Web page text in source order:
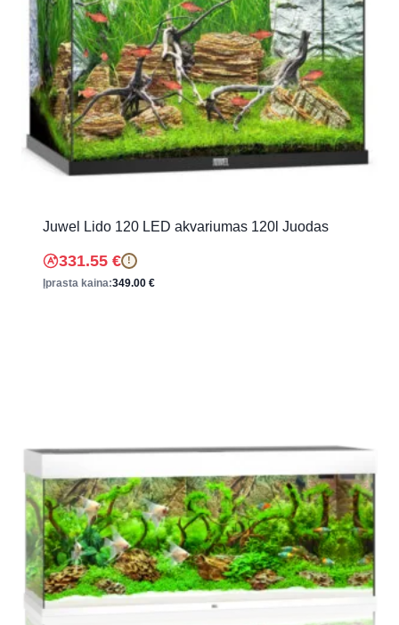
Juwel Lido 120 LED akvariumas 120l Juodas
331.55 € !
Įprasta kaina:349.00 €